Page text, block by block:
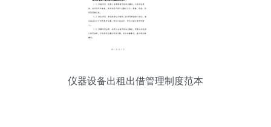
仪器设备出租出借管理制度范本